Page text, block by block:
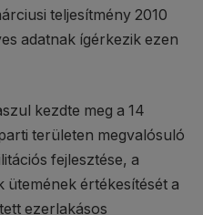
teljesítmény 2010
adatnak ígérkezik ezen
kezdte meg a 14
területen megvalósuló
fejlesztése, a
ütemének értékesítését a
ezerlakásos